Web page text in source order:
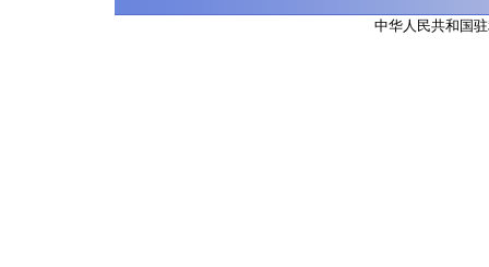
中华人民共和国